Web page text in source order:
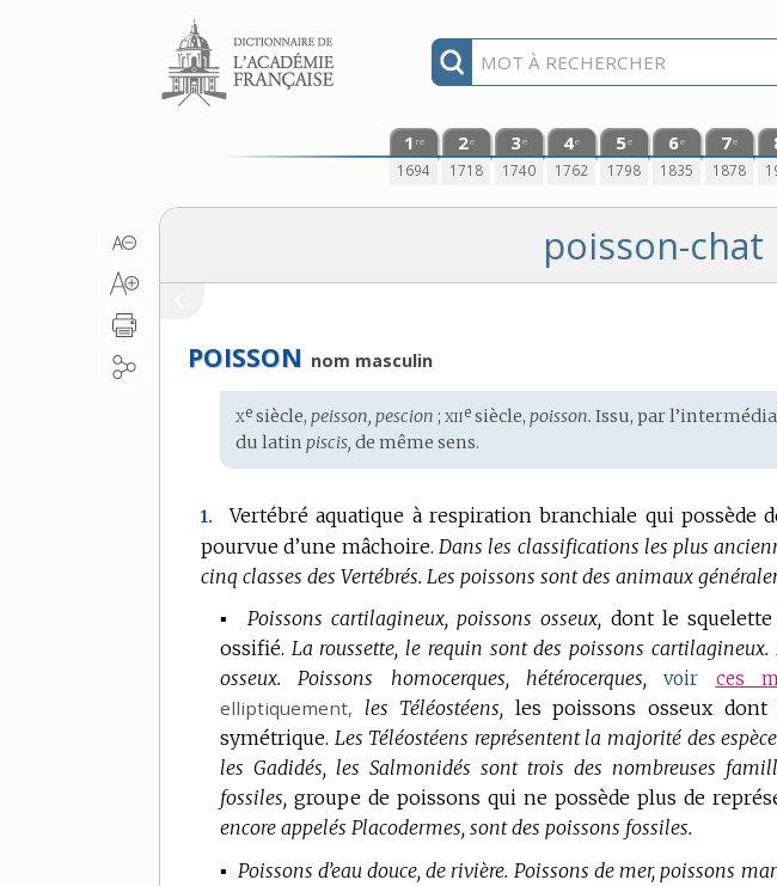
Aller au contenu
1 re
1694
2e
1718
3e
1740
4e
1762
5e
1798
6e
1835
7e
1878
poisson-chat
POISSON nom masculin
Étymologie
:
xe siècle,peisson, pescion ;xiie siècle,poisson. Issu, par
dulatin piscis, de même sens.
1.
Vertébré aquatique à respiration branchiale qui possède
pourvue d’une mâchoire. Dans les classifications les plus
cinq classes des Vertébrés. Les poissons sont des animaux
▪Poissons cartilagineux, poissons osseux, dont le
ossifié. La roussette, le requin sont des poissons cartilagineux.
osseux.
Poissons homocerques, hétérocerques, voir ces
elliptiquement, les Téléostéens, les poissons osseux
symétrique. Les Téléostéens représentent la majorité des
les Gadidés, les Salmonidés sont trois des nombreuses
fossiles, groupe de poissons qui ne possède plus de
encore appelés Placodermes, sont des poissons fossiles.
▪ Poissons d’eau douce, de rivière. Poissons de mer, poissons